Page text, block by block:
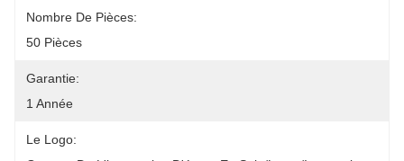
Nombre De Pièces:
50 Pièces
Garantie:
1 Année
Le Logo: